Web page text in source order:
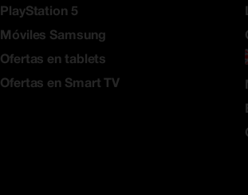
PlayStation 5
Móviles Samsung
Ofertas en tablets
Ofertas en Smart TV